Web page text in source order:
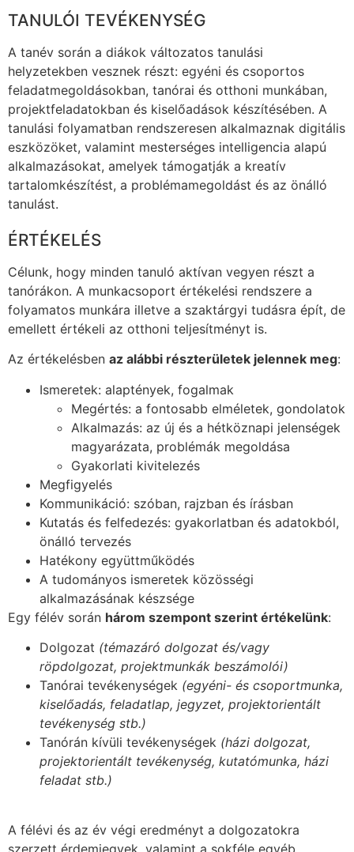
TANULÓI TEVÉKENYSÉG
A tanév során a diákok változatos tanulási
helyzetekben vesznek részt: egyéni és csoportos
feladatmegoldásokban, tanórai és otthoni munkában,
projektfeladatokban és kiselőadások készítésében. A
tanulási folyamatban rendszeresen alkalmaznak digitális
eszközöket, valamint mesterséges intelligencia alapú
alkalmazásokat, amelyek támogatják a kreatív
tartalomkészítést, a problémamegoldást és az önálló
tanulást.
ÉRTÉKELÉS
Célunk, hogy minden tanuló aktívan vegyen részt a
tanórákon. A munkacsoport értékelési rendszere a
folyamatos munkára illetve a szaktárgyi tudásra épít, de
emellett értékeli az otthoni teljesítményt is.
Az értékelésben az alábbi részterületek jelennek meg:
Ismeretek: alaptények, fogalmak
Megértés: a fontosabb elméletek, gondolatok
Alkalmazás: az új és a hétköznapi jelenségek
magyarázata, problémák megoldása
Gyakorlati kivitelezés
Megfigyelés
Kommunikáció: szóban, rajzban és írásban
Kutatás és felfedezés: gyakorlatban és adatokból,
önálló tervezés
Hatékony együttműködés
A tudományos ismeretek közösségi
alkalmazásának készsége
Egy félév során három szempont szerint értékelünk:
Dolgozat (témazáró dolgozat és/vagy
röpdolgozat, projektmunkák beszámolói)
Tanórai tevékenységek (egyéni- és csoportmunka,
kiselőadás, feladatlap, jegyzet, projektorientált
tevékenység stb.)
Tanórán kívüli tevékenységek (házi dolgozat,
projektorientált tevékenység, kutatómunka, házi
feladat stb.)
A félévi és az év végi eredményt a dolgozatokra
szerzett érdemjegyek, valamint a sokféle egyéb